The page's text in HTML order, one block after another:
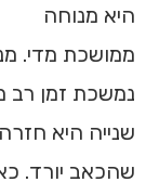
היא מנוחה
ממושכת מדי.
נמשכת זמן רב
שנייה היא
שהכאב יורד.